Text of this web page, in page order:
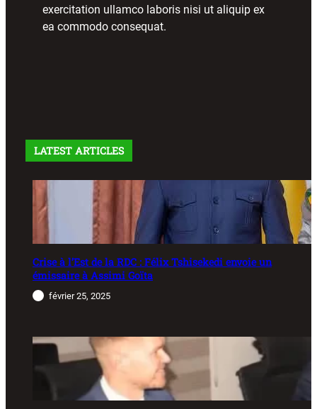
exercitation ullamco laboris nisi ut aliquip ex
ea commodo consequat.
LATEST ARTICLES
Crise à l’Est de la RDC : Félix Tshisekedi envoie un
émissaire à Assimi Goïta
février 25, 2025